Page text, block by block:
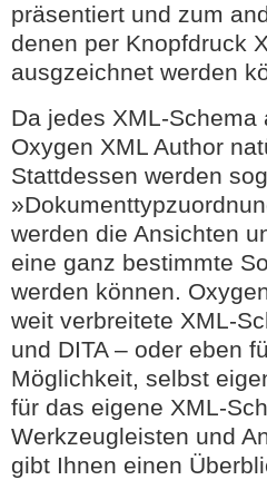
präsentiert und zum
denen per Knopfdruck
ausgzeichnet werden
Da jedes XML-
Oxygen XML Author
Stattdessen werden
werden die Ansichten
eine ganz bestimmte
werden können.
weit verbreitete XML-
und DITA – oder eben
Möglichkeit, selbst
für das eigene XML-
Werkzeugleisten und
gibt Ihnen einen